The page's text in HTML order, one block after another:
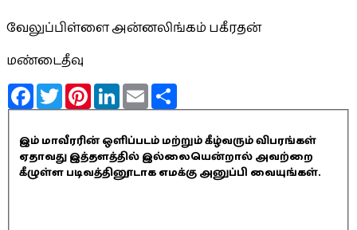
வேலுப்பிள்ளை அன்னலிங்கம் பகீரதன்
மண்டைதீவு
FacebookTwitterPinterestLinkedInEmail
இம் மாவீரரின் ஒளிப்படம் மற்றும் கீழ்வரும் விபரங்கள்
ஏதாவது இத்தளத்தில் இல்லையென்றால் அவற்றை
கீழுள்ள படிவத்தினூடாக எமக்கு அனுப்பி வையுங்கள்.